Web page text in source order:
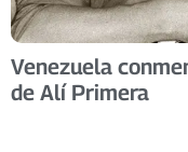
Venezuela
de Alí Primera